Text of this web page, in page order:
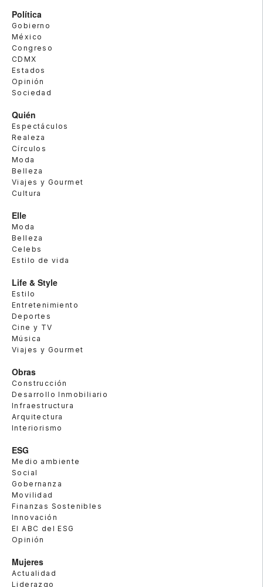
Política
Gobierno
México
Congreso
CDMX
Estados
Opinión
Sociedad
Quién
Espectáculos
Realeza
Círculos
Moda
Belleza
Viajes y Gourmet
Cultura
Elle
Moda
Belleza
Celebs
Estilo de vida
Life & Style
Estilo
Entretenimiento
Deportes
Cine y TV
Música
Viajes y Gourmet
Obras
Construcción
Desarrollo Inmobiliario
Infraestructura
Arquitectura
Interiorismo
ESG
Medio ambiente
Social
Gobernanza
Movilidad
Finanzas Sostenibles
Innovación
El ABC del ESG
Opinión
Mujeres
Actualidad
Liderazgo